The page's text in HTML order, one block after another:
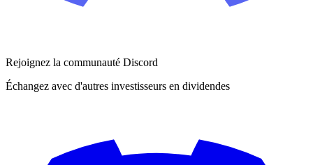
Rejoignez la communauté Discord
Échangez avec d'autres investisseurs en dividendes